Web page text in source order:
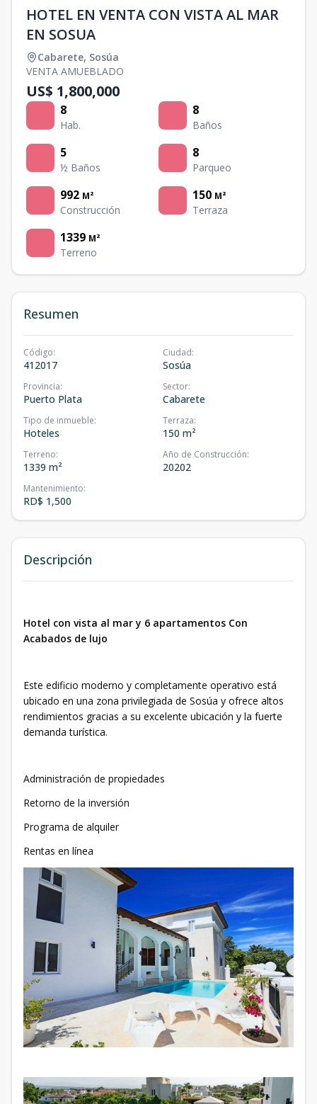
HOTEL EN VENTA CON VISTA AL MAR
EN SOSUA
Cabarete, Sosúa
VENTA AMUEBLADO
US$ 1,800,000
8
Hab.
8
Baños
5
½ Baños
8
Parqueo
992 M²
Construcción
150 M²
Terraza
1339 M²
Terreno
Resumen
Código:
412017
Ciudad:
Sosúa
Provincia:
Puerto Plata
Sector:
Cabarete
Tipo de inmueble:
Hoteles
Terraza:
150 m²
Terreno:
1339 m²
Año de Construcción:
20202
Mantenimiento:
RD$ 1,500
Descripción
Hotel con vista al mar y 6 apartamentos Con
Acabados de lujo
Este edificio moderno y completamente operativo está
ubicado en una zona privilegiada de Sosúa y ofrece altos
rendimientos gracias a su excelente ubicación y la fuerte
demanda turística.
Administración de propiedades
Retorno de la inversión
Programa de alquiler
Rentas en línea